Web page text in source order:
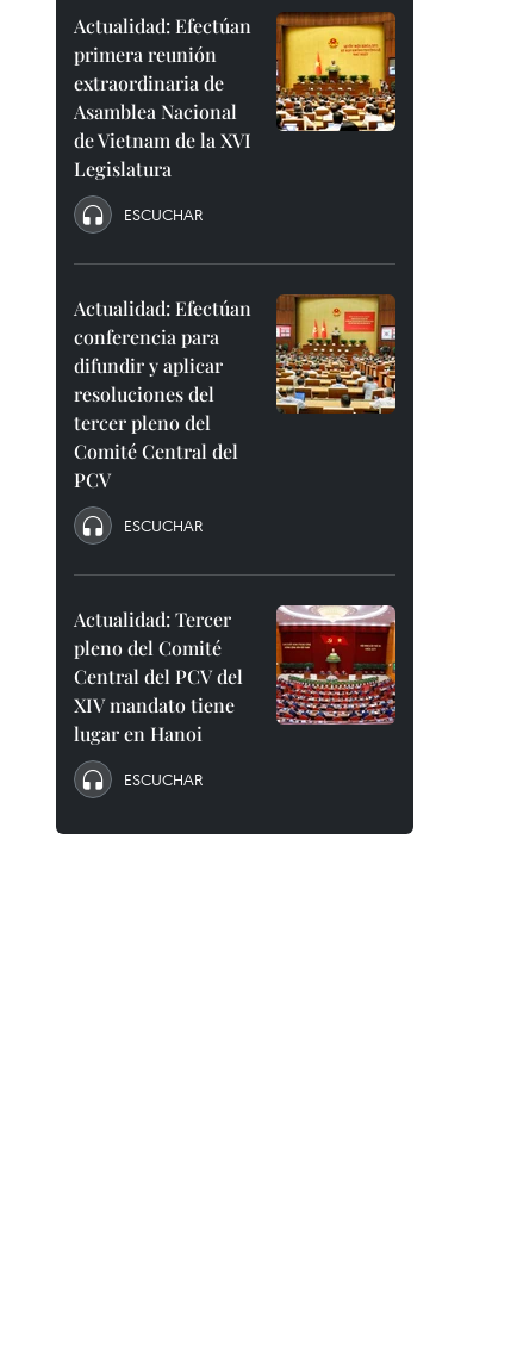
Actualidad: Efectúan
primera reunión
extraordinaria de
Asamblea Nacional
de Vietnam de la XVI
Legislatura
ESCUCHAR
Actualidad: Efectúan
conferencia para
difundir y aplicar
resoluciones del
tercer pleno del
Comité Central del
PCV
ESCUCHAR
Actualidad: Tercer
pleno del Comité
Central del PCV del
XIV mandato tiene
lugar en Hanoi
ESCUCHAR